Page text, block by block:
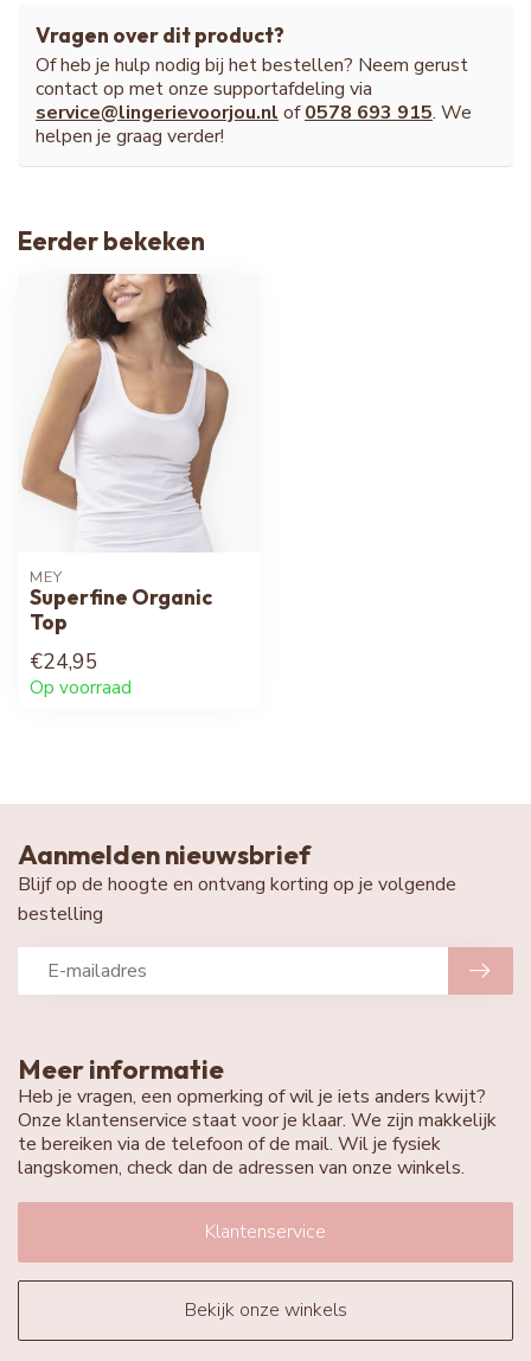
Vragen over dit product?
Of heb je hulp nodig bij het bestellen? Neem gerust
contact op met onze supportafdeling via
service@lingerievoorjou.nl of0578 693 915. We
helpen je graag verder!
Eerder bekeken
MEY
Superfine Organic
Top
€24,95
Op voorraad
Meer informatie
Heb je vragen, een opmerking of wil je iets anders kwijt?
Onze klantenservice staat voor je klaar. We zijn makkelijk
te bereiken via de telefoon of de mail. Wil je fysiek
langskomen, check dan de adressen van onze winkels.
Klantenservice
Bekijk onze winkels
Aanmelden nieuwsbrief
Blijf op de hoogte en ontvang korting op je volgende
bestelling